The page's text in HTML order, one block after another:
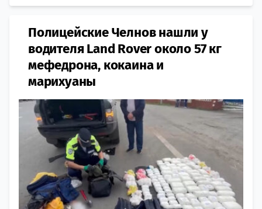
Полицейские Челнов нашли у
водителя Land Rover около 57 кг
мефедрона, кокаина и
марихуаны